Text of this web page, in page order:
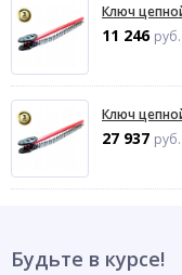
Ключ
11 246 руб.
Ключ
27 937 руб.
Будьте в курсе!